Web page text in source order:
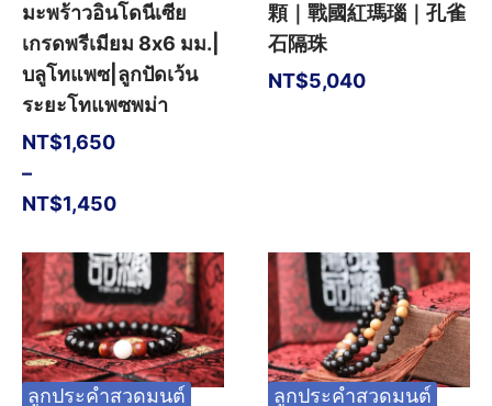
มะพร้าวอินโดนีเซีย
เกรดพรีเมียม 8x6 มม.|
บลูโทแพซ|ลูกปัดเว้น
ระยะโทแพซพม่า
NT$1,450
–
NT$1,650
顆｜戰國紅瑪瑙｜孔雀
石隔珠
NT$5,040
ลูกประคำสวดมนต์ ลูกประคำสวดมนต์